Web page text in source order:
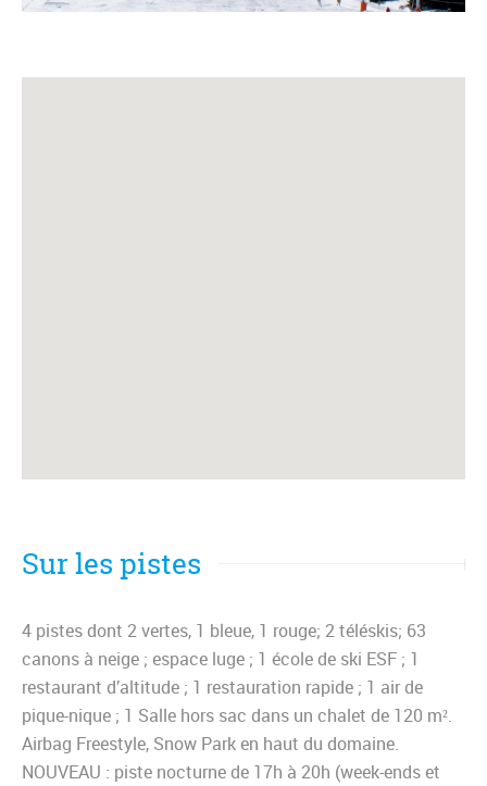
Sur les pistes
4 pistes dont 2 vertes, 1 bleue, 1 rouge; 2 téléskis; 63
canons à neige ; espace luge ; 1 école de ski ESF ; 1
restaurant d’altitude ; 1 restauration rapide ; 1 air de
pique-nique ; 1 Salle hors sac dans un chalet de 120 m².
Airbag Freestyle, Snow Park en haut du domaine.
NOUVEAU : piste nocturne de 17h à 20h (week-ends et